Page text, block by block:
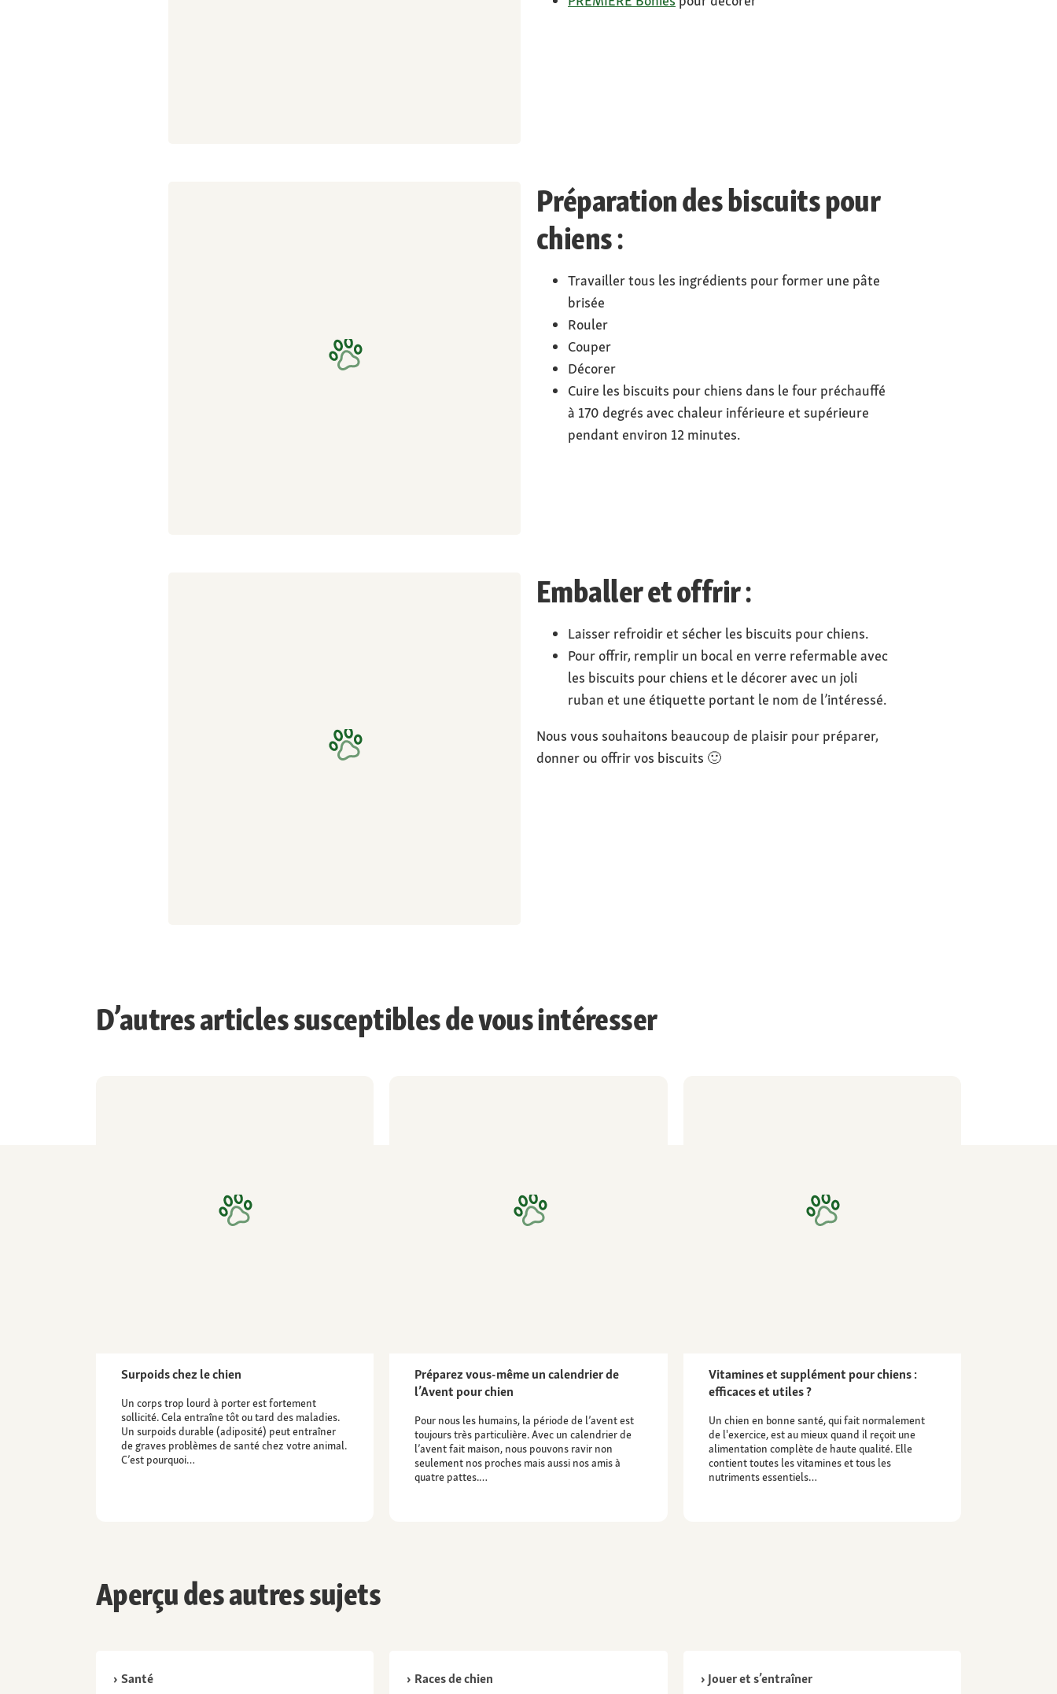
Préparation des biscuits pour
chiens :
Travailler tous les ingrédients pour former une pâte
brisée
Rouler
Couper
Décorer
Cuire les biscuits pour chiens dans le four préchauffé
à 170 degrés avec chaleur inférieure et supérieure
pendant environ 12 minutes.
Emballer et offrir :
Laisser refroidir et sécher les biscuits pour chiens.
Pour offrir, remplir un bocal en verre refermable avec
les biscuits pour chiens et le décorer avec un joli
ruban et une étiquette portant le nom de l’intéressé.
Nous vous souhaitons beaucoup de plaisir pour préparer,
donner ou offrir vos biscuits 🙂
D’autres articles susceptibles de vous intéresser
Surpoids chez le chien
Un corps trop lourd à porter est fortement
sollicité. Cela entraîne tôt ou tard des maladies.
Un surpoids durable (adiposité) peut entraîner
de graves problèmes de santé chez votre animal.
C’est pourquoi…
Préparez vous-même un calendrier de
l’Avent pour chien
Pour nous les humains, la période de l’avent est
toujours très particulière. Avec un calendrier de
l’avent fait maison, nous pouvons ravir non
seulement nos proches mais aussi nos amis à
quatre pattes.…
Vitamines et supplément pour chiens :
efficaces et utiles ?
Un chien en bonne santé, qui fait normalement
de l'exercice, est au mieux quand il reçoit une
alimentation complète de haute qualité. Elle
contient toutes les vitamines et tous les
nutriments essentiels…
Aperçu des autres sujets
Santé Races de chien Jouer et s’entraîner